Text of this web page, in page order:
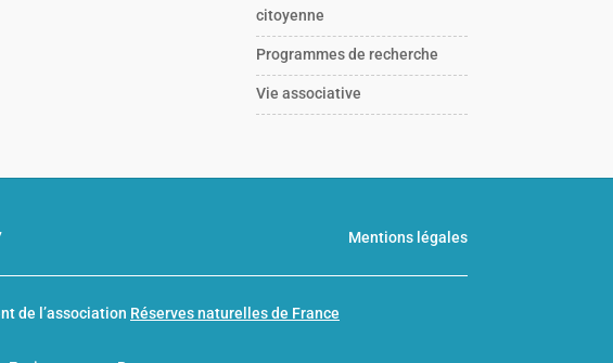
citoyenne
Programmes de recherche
Vie associative
Mentions légales
de l’association Réserves naturelles de France